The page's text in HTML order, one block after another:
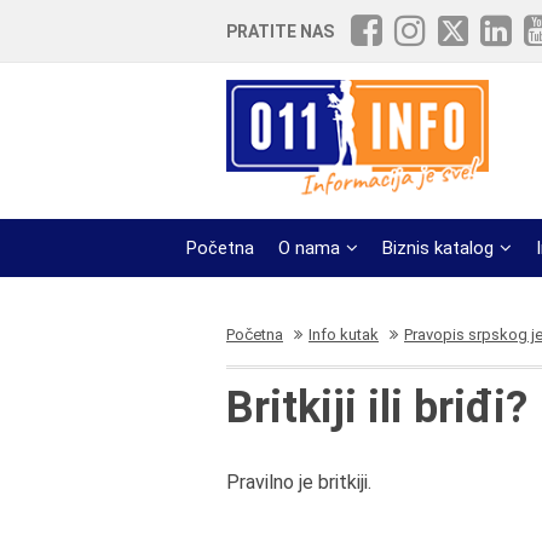
PRATITE NAS
Početna O nama Biznis katalog
Početna Info kutak Pravopis srpskog
Britkiji ili briđi?
Pravilno je britkiji.